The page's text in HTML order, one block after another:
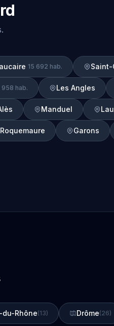
15 692 hab. Saint-
958 hab. Les Angles
Manduel
Roquemaure Garons
du-Rhône(13) Drôme(26)